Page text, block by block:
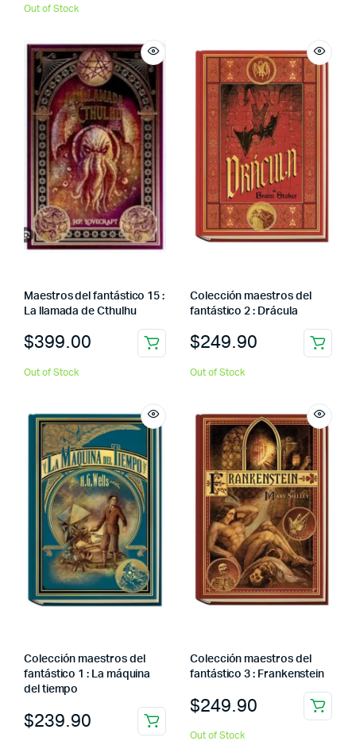
Out of Stock
Maestros del fantástico 15 :
La llamada de Cthulhu
$399.00
Out of Stock
Colección maestros del
fantástico 2 : Drácula
$249.90
Out of Stock
Colección maestros del
fantástico 1 : La máquina
del tiempo
$239.90
Colección maestros del
fantástico 3 : Frankenstein
$249.90
Out of Stock